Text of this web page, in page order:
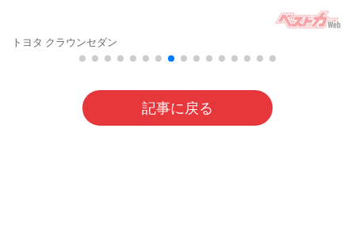
トヨタ クラウンセダン
記事に戻る